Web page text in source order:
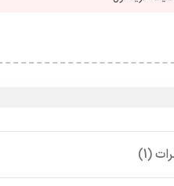
(1)